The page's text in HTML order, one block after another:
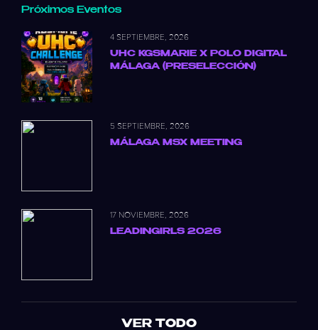
Próximos Eventos
4 SEPTIEMBRE, 2026
UHC KGSMARIE X POLO DIGITAL
MÁLAGA (PRESELECCIÓN)
5 SEPTIEMBRE, 2026
MÁLAGA MSX MEETING
17 NOVIEMBRE, 2026
LEADINGIRLS 2026
VER TODO